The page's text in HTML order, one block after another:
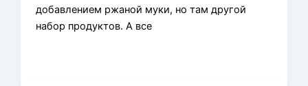
добавлением ржаной муки, но там другой
набор продуктов. А все